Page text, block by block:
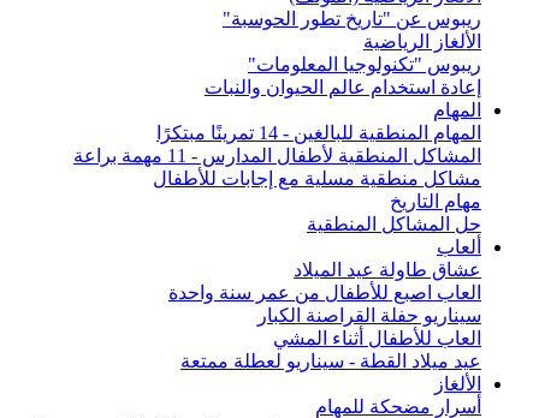
ريبوس عن "تاريخ تطور الحوسبة"
الألغاز الرياضية
ريبوس "تكنولوجيا المعلومات"
إعادة استخدام عالم الحيوان والنبات
المهام
المهام المنطقية للبالغين - 14 تمرينًا مبتكرًا
المشاكل المنطقية لأطفال المدارس - 11 مهمة براعة
مشاكل منطقية مسلية مع إجابات للأطفال
مهام التاريخ
حل المشاكل المنطقية
ألعاب
عشاق طاولة عيد الميلاد
العاب اصبع للأطفال من عمر سنة واحدة
سيناريو حفلة القراصنة الكبار
العاب للأطفال أثناء المشي
عيد ميلاد القطة - سيناريو لعطلة ممتعة
الألغاز
أسرار مضحكة للمهام